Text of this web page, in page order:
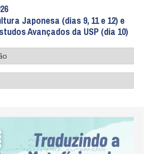
Japonesa (dias 9, 11 e 12) e
Avançados da USP (dia 10)